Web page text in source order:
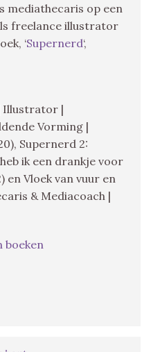
mediathecaris op een
freelance illustrator
‘Supernerd‘,
Illustrator |
Vorming |
Supernerd 2:
ik een drankje voor
en Vloek van vuur en
& Mediacoach |
boeken